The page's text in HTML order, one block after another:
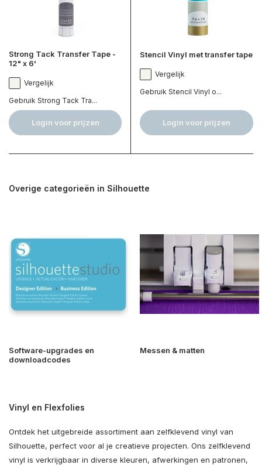
Strong Tack Transfer Tape -
12" x 6'
Vergelijk
Gebruik Strong Tack Tra...
Login voor prijzen
Stencil Vinyl met transfer tape
Vergelijk
Gebruik Stencil Vinyl o...
Login voor prijzen
Overige categorieën in Silhouette
Software-upgrades en
downloadcodes
Messen & matten
Vinyl en Flexfolies
Ontdek het uitgebreide assortiment aan zelfklevend vinyl van
Silhouette, perfect voor al je creatieve projecten. Ons zelfklevend
vinyl is verkrijgbaar in diverse kleuren, afwerkingen en patronen,